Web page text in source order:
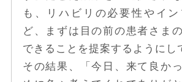
も、リハビリの必要性やイ
ど、まずは目の前の患者さま
できることを提案するようにし
その結果、「今日、来て良か